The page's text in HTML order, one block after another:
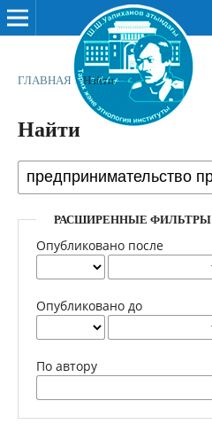
ГЛАВНАЯ / Найти
Найти
РАСШИРЕННЫЕ ФИЛЬТРЫ
Опубликовано после
Опубликовано до
По автору